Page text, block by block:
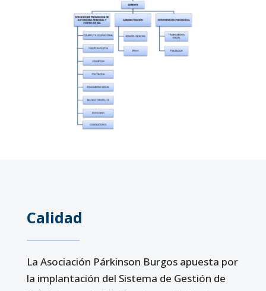
Calidad
La Asociación Párkinson Burgos apuesta por
la implantación del Sistema de Gestión de